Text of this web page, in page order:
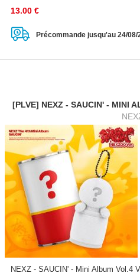
13.00 €
Précommande jusqu'au 24/08/
[PLVE] NEXZ - SAUCIN' - MINI
NEXZ - SAUCIN' - Mini Album Vol.4